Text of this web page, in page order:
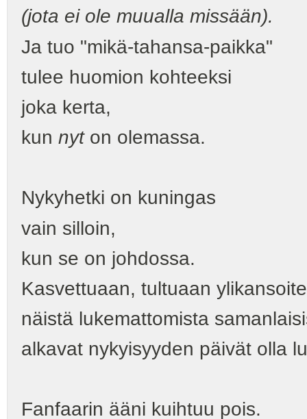
(jota ei ole muualla missään).
Ja tuo "mikä-tahansa-paikka"
tulee huomion kohteeksi
joka kerta,
kun nyton olemassa.
Nykyhetki on kuningas
vain silloin,
kun se on johdossa.
Kasvettuaan, tultuaan
näistä lukemattomista
alkavat nykyisyyden päivät olla
Fanfaarin ääni kuihtuu pois.